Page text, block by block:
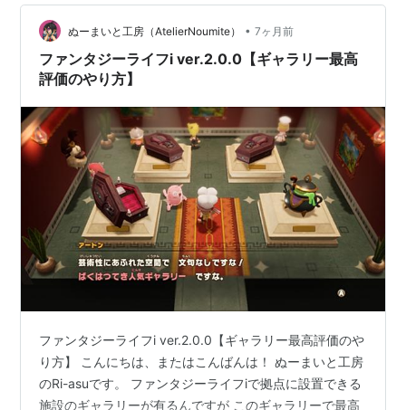
ぬーまいと工房（AtelierNoumite） • 7ヶ月前
ファンタジーライフi ver.2.0.0【ギャラリー最高
評価のやり方】
ファンタジーライフi ver.2.0.0【ギャラリー最高評価のや
り方】 こんにちは、またはこんばんは！ ぬーまいと工房
のRi-asuです。 ファンタジーライフiで拠点に設置できる
施設のギャラリーが有るんですが このギャラリーで最高